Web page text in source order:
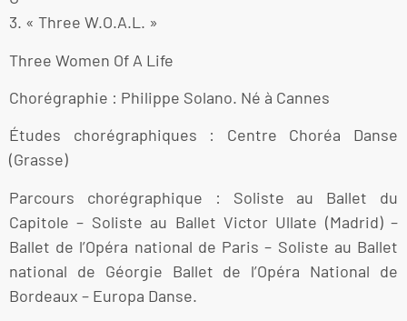
3. « Three W.O.A.L. »
Three Women Of A Life
Chorégraphie : Philippe Solano. Né à Cannes
Études chorégraphiques : Centre Choréa Danse
(Grasse)
Parcours chorégraphique : Soliste au Ballet du
Capitole – Soliste au Ballet Victor Ullate (Madrid) –
Ballet de l’Opéra national de Paris – Soliste au Ballet
national de Géorgie Ballet de l’Opéra National de
Bordeaux – Europa Danse.